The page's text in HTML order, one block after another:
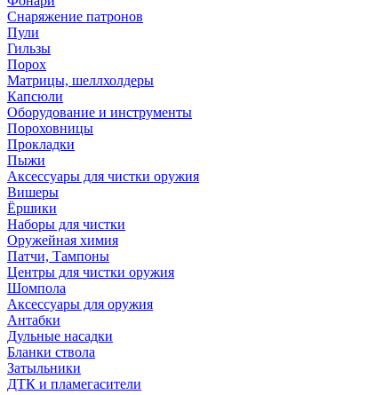
Снаряжение патронов
Пули
Гильзы
Порох
Матрицы, шеллхолдеры
Капсюли
Оборудование и инструменты
Пороховницы
Прокладки
Пыжи
Аксессуары для чистки оружия
Вишеры
Ёршики
Наборы для чистки
Оружейная химия
Патчи, Тампоны
Центры для чистки оружия
Шомпола
Аксессуары для оружия
Антабки
Дульные насадки
Бланки ствола
Затыльники
ДТК и пламегасители